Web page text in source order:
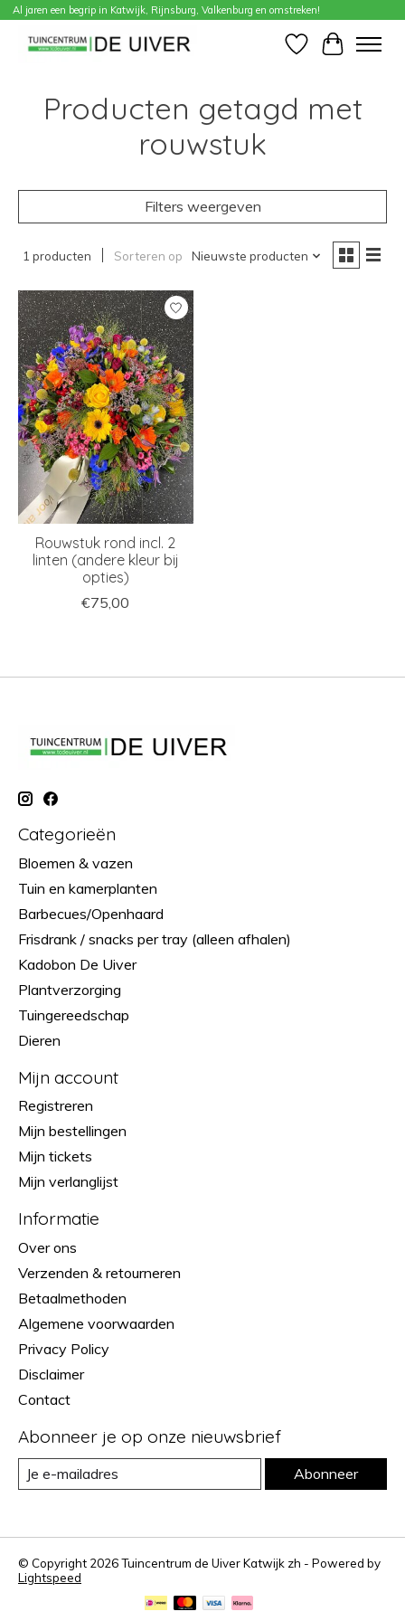
Al jaren een begrip in Katwijk, Rijnsburg, Valkenburg en omstreken!
Verlanglijst
Home / Tags / rouwstuk
Producten getagd met
rouwstuk
Filters weergeven
1 producten Sorteren op Nieuwste producten
Rouwstuk rond incl. 2
linten (andere kleur bij
opties)
€75,00
Categorieën
Bloemen & vazen
Tuin en kamerplanten
Barbecues/Openhaard
Frisdrank / snacks per tray (alleen afhalen)
Kadobon De Uiver
Plantverzorging
Tuingereedschap
Dieren
Mijn account
Registreren
Mijn bestellingen
Mijn tickets
Mijn verlanglijst
Informatie
Over ons
Verzenden & retourneren
Betaalmethoden
Algemene voorwaarden
Privacy Policy
Disclaimer
Contact
Abonneer je op onze nieuwsbrief
Abonneer
© Copyright 2026 Tuincentrum de Uiver Katwijk zh - Powered by
Lightspeed